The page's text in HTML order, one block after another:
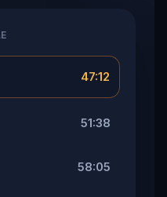
47:12
51:38
58:05